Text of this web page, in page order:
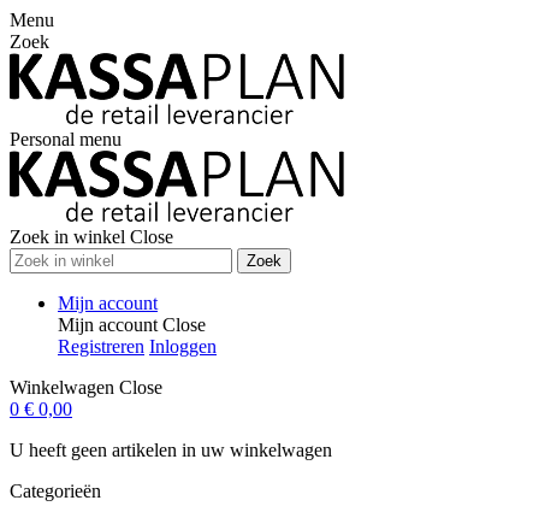
Menu
Zoek
Personal menu
Zoek in winkel Close
Zoek
Mijn account
Mijn account Close
Registreren Inloggen
Winkelwagen Close
0 € 0,00
U heeft geen artikelen in uw winkelwagen
Categorieën